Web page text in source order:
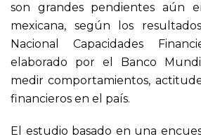
son grandes pendientes aún
mexicana, según los
Nacional Capacidades
elaborado por el Banco
medir comportamientos,
financieros en el país.
El estudio basado en una